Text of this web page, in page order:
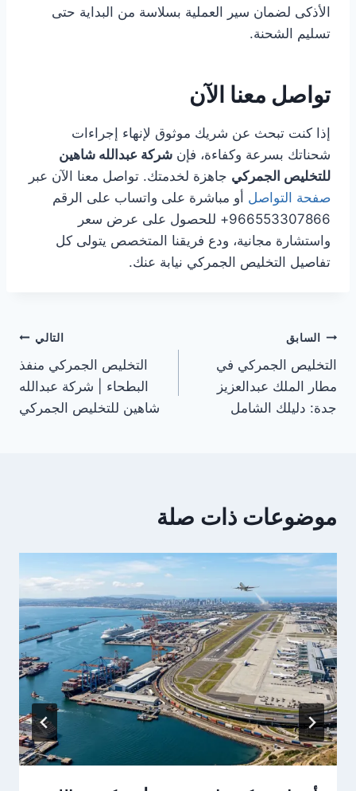
الأذكى لضمان سير العملية بسلاسة من البداية حتى
تسليم الشحنة.
تواصل معنا الآن
إذا كنت تبحث عن شريك موثوق لإنهاء إجراءات
شحناتك بسرعة وكفاءة، فإن شركة عبدالله شاهين
للتخليص الجمركي جاهزة لخدمتك. تواصل معنا الآن عبر
صفحة التواصل أو مباشرة على واتساب على الرقم
966553307866+ للحصول على عرض سعر
واستشارة مجانية، ودع فريقنا المتخصص يتولى كل
تفاصيل التخليص الجمركي نيابة عنك.
السابق
التخليص الجمركي في
مطار الملك عبدالعزيز
جدة: دليلك الشامل
التالي
التخليص الجمركي منفذ
البطحاء | شركة عبدالله
شاهين للتخليص الجمركي
موضوعات ذات صلة